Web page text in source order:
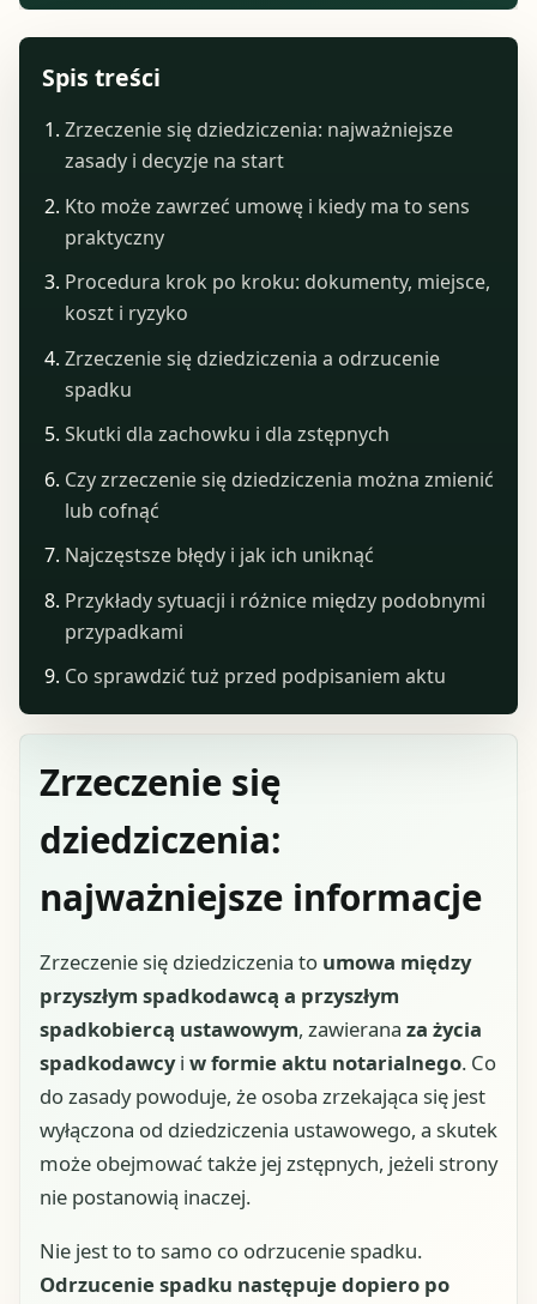
Zrzeczenie się
dziedziczenia:
najważniejsze informacje
Zrzeczenie się dziedziczenia to umowa między
przyszłym spadkodawcą a przyszłym
spadkobiercą ustawowym, zawierana za życia
spadkodawcyi w formie aktu notarialnego. Co
do zasady powoduje, że osoba zrzekająca się jest
wyłączona od dziedziczenia ustawowego, a skutek
może obejmować także jej zstępnych, jeżeli strony
nie postanowią inaczej.
Nie jest to to samo co odrzucenie spadku.
Odrzucenie spadku następuje dopiero po
Spis treści
Zrzeczenie się dziedziczenia: najważniejsze
zasady i decyzje na start
Kto może zawrzeć umowę i kiedy ma to sens
praktyczny
Procedura krok po kroku: dokumenty, miejsce,
koszt i ryzyko
Zrzeczenie się dziedziczenia a odrzucenie
spadku
Skutki dla zachowku i dla zstępnych
Czy zrzeczenie się dziedziczenia można zmienić
lub cofnąć
Najczęstsze błędy i jak ich uniknąć
Przykłady sytuacji i różnice między podobnymi
przypadkami
Co sprawdzić tuż przed podpisaniem aktu